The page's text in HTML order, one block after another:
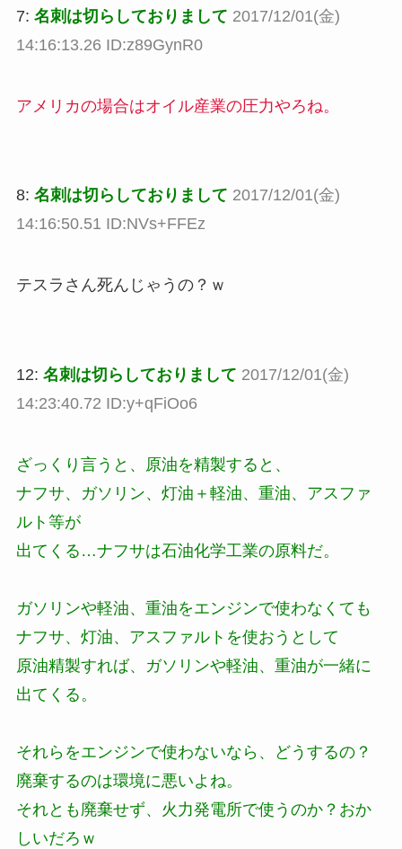
7: 名刺は切らしておりまして 2017/12/01(金)
14:16:13.26 ID:z89GynR0
アメリカの場合はオイル産業の圧力やろね。
8: 名刺は切らしておりまして 2017/12/01(金)
14:16:50.51 ID:NVs+FFEz
テスラさん死んじゃうの？ｗ
12: 名刺は切らしておりまして 2017/12/01(金)
14:23:40.72 ID:y+qFiOo6
ざっくり言うと、原油を精製すると、
ナフサ、ガソリン、灯油＋軽油、重油、アスファ
ルト等が
出てくる…ナフサは石油化学工業の原料だ。
ガソリンや軽油、重油をエンジンで使わなくても
ナフサ、灯油、アスファルトを使おうとして
原油精製すれば、ガソリンや軽油、重油が一緒に
出てくる。
それらをエンジンで使わないなら、どうするの？
廃棄するのは環境に悪いよね。
それとも廃棄せず、火力発電所で使うのか？おか
しいだろｗ